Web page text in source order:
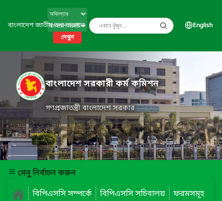
বাংলাদেশ জাতীয় তথ্য বাতায়ন
দেখুন
English
বাংলাদেশ সরকারী কর্ম কমিশন
গণপ্রজাতন্ত্রী বাংলাদেশ সরকার
মেনু নির্বাচন করুন
বিপিএসসি সম্পর্কে
বিপিএসসি সচিবালয়
ফরমসমূহ